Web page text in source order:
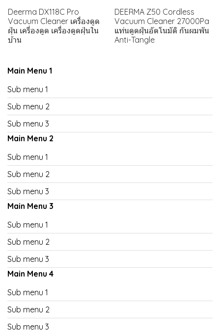
Deerma DX118C Pro
Vacuum Cleaner เครื่องดูด
ฝุ่น เครี่องดูด เครื่องดูดฝุ่นใน
บ้าน
DEERMA Z50 Cordless
Vacuum Cleaner 27000Pa
แท่นดูดฝุ่นอัตโนมัติ กันผมพัน
Anti-Tangle
Main Menu 1
Sub menu 1
Sub menu 2
Sub menu 3
Main Menu 2
Sub menu 1
Sub menu 2
Sub menu 3
Main Menu 3
Sub menu 1
Sub menu 2
Sub menu 3
Main Menu 4
Sub menu 1
Sub menu 2
Sub menu 3